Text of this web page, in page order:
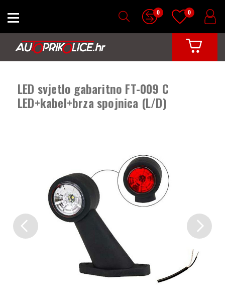
0 0
LED svjetlo gabaritno FT-009 C
LED+kabel+brza spojnica (L/D)
Previous Next